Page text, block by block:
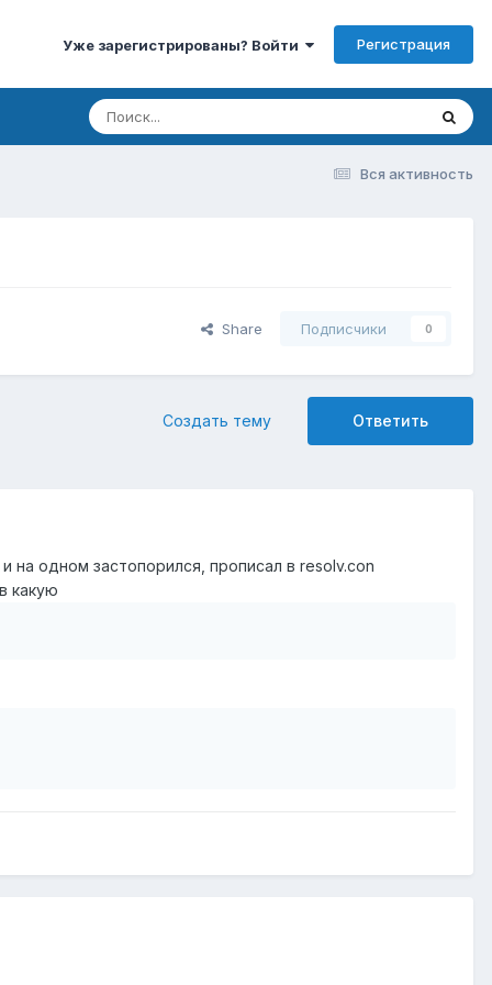
Уже зарегистрированы? Войти Регистрация
Вся активность
Share Подписчики 0
Ответить
Создать тему
на одном застопорился, прописал в resolv.con
какую